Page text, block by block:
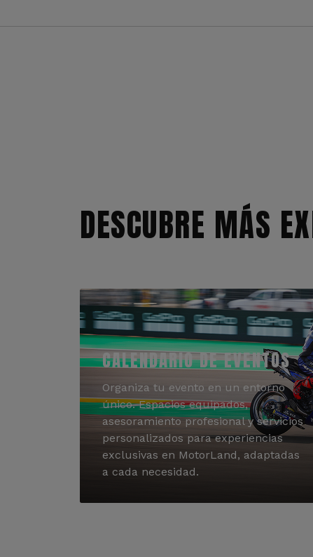
DESCUBRE MÁS
CALENDARIO DE EVENTOS
Organiza tu evento en un entorno
único. Espacios equipados,
asesoramiento profesional y servicios
personalizados para experiencias
exclusivas en MotorLand, adaptadas
a cada necesidad.